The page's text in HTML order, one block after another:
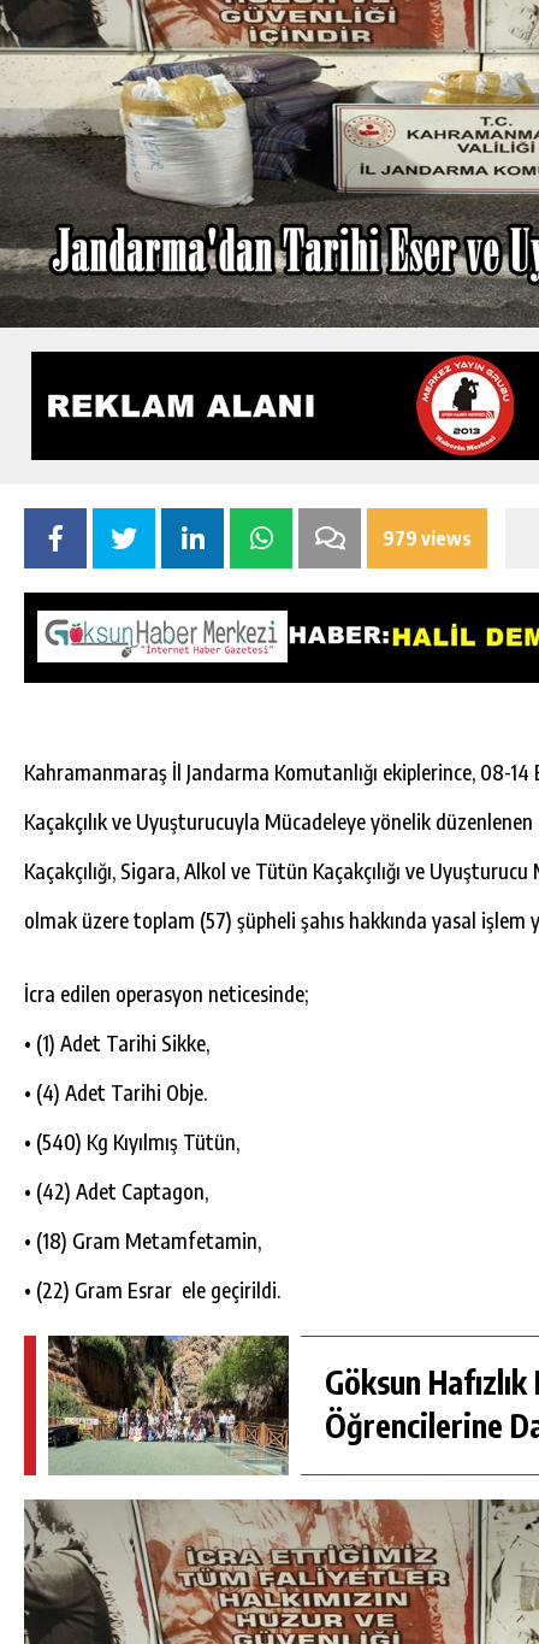
979 views
Kahramanmaraş İl Jandarma Komutanlığı ekiplerince, 08-
Kaçakçılık ve Uyuşturucuyla Mücadeleye yönelik
Kaçakçılığı, Sigara, Alkol ve Tütün Kaçakçılığı ve
olmak üzere toplam (57) şüpheli şahıs hakkında yasal işlem
İcra edilen operasyon neticesinde;
• (1) Adet Tarihi Sikke,
• (4) Adet Tarihi Obje.
• (540) Kg Kıyılmış Tütün,
• (42) Adet Captagon,
• (18) Gram Metamfetamin,
• (22) Gram Esrar ele geçirildi.
Göksun Hafızlık
Öğrencilerine
GÖKSUN HAFIZLIK KIZ KUR’AN KURSU